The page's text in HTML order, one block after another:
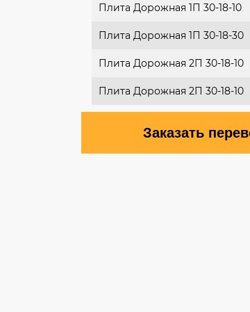
Плита Дорожная 1П 30-18-10
Плита Дорожная 1П 30-18-30
Плита Дорожная 2П 30-18-10
Плита Дорожная 2П 30-18-10
Заказать